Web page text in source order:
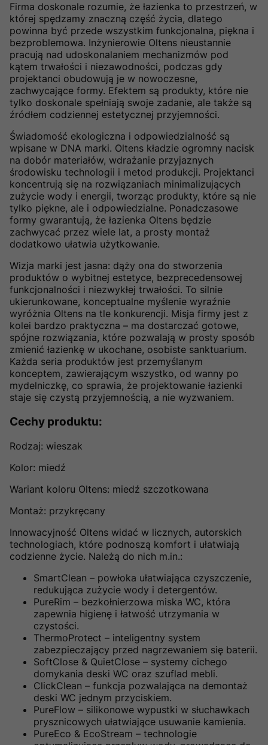
Firma doskonale rozumie, że łazienka to przestrzeń, w
której spędzamy znaczną część życia, dlatego
powinna być przede wszystkim funkcjonalna, piękna i
bezproblemowa. Inżynierowie Oltens nieustannie
pracują nad udoskonalaniem mechanizmów pod
kątem trwałości i niezawodności, podczas gdy
projektanci obudowują je w nowoczesne,
zachwycające formy. Efektem są produkty, które nie
tylko doskonale spełniają swoje zadanie, ale także są
źródłem codziennej estetycznej przyjemności.
Świadomość ekologiczna i odpowiedzialność są
wpisane w DNA marki. Oltens kładzie ogromny nacisk
na dobór materiałów, wdrażanie przyjaznych
środowisku technologii i metod produkcji. Projektanci
koncentrują się na rozwiązaniach minimalizujących
zużycie wody i energii, tworząc produkty, które są nie
tylko piękne, ale i odpowiedzialne. Ponadczasowe
formy gwarantują, że łazienka Oltens będzie
zachwycać przez wiele lat, a prosty montaż
dodatkowo ułatwia użytkowanie.
Wizja marki jest jasna: dąży ona do stworzenia
produktów o wybitnej estetyce, bezprecedensowej
funkcjonalności i niezwykłej trwałości. To silnie
ukierunkowane, konceptualne myślenie wyraźnie
wyróżnia Oltens na tle konkurencji. Misja firmy jest z
kolei bardzo praktyczna – ma dostarczać gotowe,
spójne rozwiązania, które pozwalają w prosty sposób
zmienić łazienkę w ukochane, osobiste sanktuarium.
Każda seria produktów jest przemyślanym
konceptem, zawierającym wszystko, od wanny po
mydelniczkę, co sprawia, że projektowanie łazienki
staje się czystą przyjemnością, a nie wyzwaniem.
Cechy produktu:
Rodzaj: wieszak
Kolor: miedź
Wariant koloru Oltens: miedź szczotkowana
Montaż: przykręcany
Innowacyjność Oltens widać w licznych, autorskich
technologiach, które podnoszą komfort i ułatwiają
codzienne życie. Należą do nich m.in.:
SmartClean – powłoka ułatwiająca czyszczenie,
redukująca zużycie wody i detergentów.
PureRim – bezkołnierzowa miska WC, która
zapewnia higienę i łatwość utrzymania w
czystości.
ThermoProtect – inteligentny system
zabezpieczający przed nagrzewaniem się baterii.
SoftClose & QuietClose – systemy cichego
domykania deski WC oraz szuflad mebli.
ClickClean – funkcja pozwalająca na demontaż
deski WC jednym przyciskiem.
PureFlow – silikonowe wypustki w słuchawkach
prysznicowych ułatwiające usuwanie kamienia.
PureEco & EcoStream – technologie